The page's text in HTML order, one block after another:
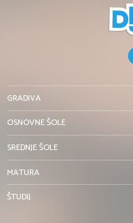
GRADIVA
OSNOVNE ŠOLE
SREDNJE ŠOLE
MATURA
ŠTUDIJ